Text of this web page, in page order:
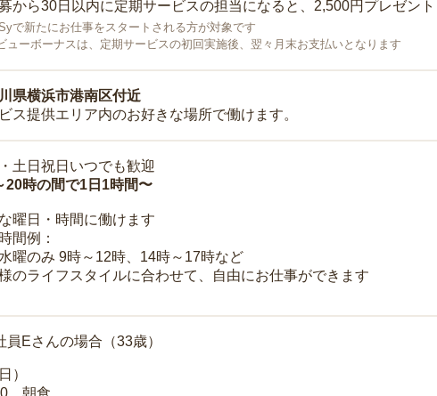
から30日以内に定期サービスの担当になると、2,500円プレゼント
で新たにお仕事をスタートされる方が対象です
ューボーナスは、定期サービスの初回実施後、翌々月末お支払いとなります
県横浜市港南区付近
ス提供エリア内のお好きな場所で働けます。
土日祝日いつでも歓迎
20時の間で1日1時間〜
曜日・時間に働けます
間例：
曜のみ 9時～12時、14時～17時など
のライフスタイルに合わせて、自由にお仕事ができます
員Eさんの場合（33歳）
）
朝食